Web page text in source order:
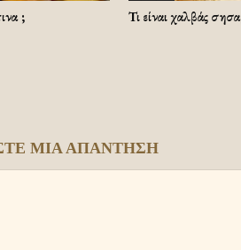
; Τι είναι χαλβάς
ΜΙΑ ΑΠΑΝΤΗΣΗ